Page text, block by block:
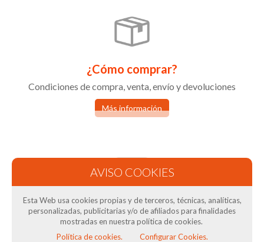
¿Cómo comprar?
Condiciones de compra, venta, envío y devoluciones
Más información
Condiciones de Venta
Términos y condiciones tienda online
Esta Web usa cookies propias y de terceros, técnicas, analíticas,
personalizadas, publicitarias y/o de afiliados para finalidades
mostradas en nuestra política de cookies.
Política de cookies.
Configurar Cookies.